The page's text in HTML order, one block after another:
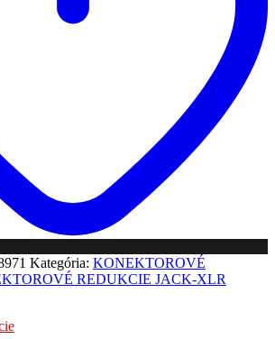
Kategória: KONEKTOROVÉ
REDUKCIE JACK-XLR